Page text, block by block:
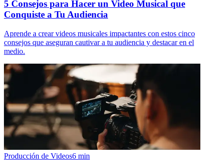
5 Consejos para Hacer un Video Musical que
Conquiste a Tu Audiencia
Aprende a crear videos musicales impactantes con estos cinco
consejos que aseguran cautivar a tu audiencia y destacar en el
medio.
Producción de Videos6 min